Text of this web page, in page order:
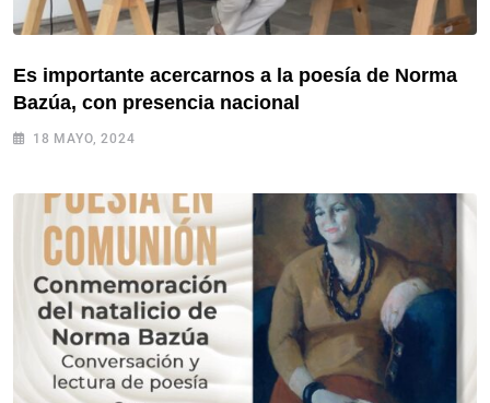
Es importante acercarnos a la poesía de Norma
Bazúa, con presencia nacional
18 MAYO, 2024